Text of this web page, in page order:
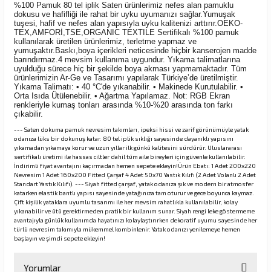
%100 Pamuk 80 tel iplik Saten ürünlerimiz nefes alan pamuklu
dokusu ve hafifliği ile rahat bir uyku uyumanızı sağlar.Yumuşak
tuşesi, hafif ve nefes alan yapısıyla uyku kalitenizi arttırır.OEKO-
TEX,AMFORİ,TSE,ORGANIC TEXTILE Sertifikalı %100 pamuk
kullanılarak üretilen ürünlerimiz, terletme yapmaz ve
yumuşaktır.Baskı,boya içerikleri neticesinde hiçbir kanserojen madde
barındırmaz.4 mevsim kullanıma uygundur. Yıkama talimatlarına
uyulduğu sürece hiç bir şekilde boya akması yapmamaktadır. Tüm
ürünlerimizin Ar-Ge ve Tasarımı yapılarak Türkiye’de üretilmiştir.
Yıkama Talimatı: • 40 °C'de yıkanabilir. • Makinede Kurutulabilir. •
Orta Isıda Ütülenebilir. • Ağartma Yapılamaz. Not: RGB Ekran
renkleriyle kumaş tonları arasında %10-%20 arasında ton farkı
çıkabilir.
--- Saten dokuma pamuk nevresim takımları, ipeksi hissi ve zarif görünümüyle yatak
odanıza lüks bir dokunuş katar. 80 tel iplik sıklığı sayesinde dayanıklı yapısını
yıkamadan yıkamaya korur ve uzun yıllar ilk günkü kalitesini sürdürür. Uluslararası
sertifikalı üretimi ile hassas ciltler dahil tüm aile bireyleri için güvenle kullanılabilir.
İndirimli fiyat avantajını kaçırmadan hemen sepete ekleyin!Ürün Ebatı: 1 Adet 200x220
Nevresim 1 Adet 160x200 Fitted Çarşaf 4 Adet 50x70 Yastık Kılıfı (2 Adet Volanlı 2 Adet
Standart Yastık Kılıfı). --- Siyah fitted çarşaf, yatak odanıza şık ve modern bir atmosfer
katarken elastik bantlı yapısı sayesinde yatağınıza tam oturur ve gece boyunca kaymaz.
Çift kişilik yataklara uyumlu tasarımı ile her mevsim rahatlıkla kullanılabilir, kolay
yıkanabilir ve ütü gerektirmeden pratik bir kullanım sunar. Siyah rengi leke göstermeme
avantajıyla günlük kullanımda hayatınızı kolaylaştırırken dekoratif uyumu sayesinde her
türlü nevresim takımıyla mükemmel kombinlenir. Yatak odanızı yenilemeye hemen
başlayın ve şimdi sepete ekleyin!
Yorumlar